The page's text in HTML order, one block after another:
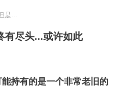
...
有尽头...或许如此
持有的是一个非常老旧的